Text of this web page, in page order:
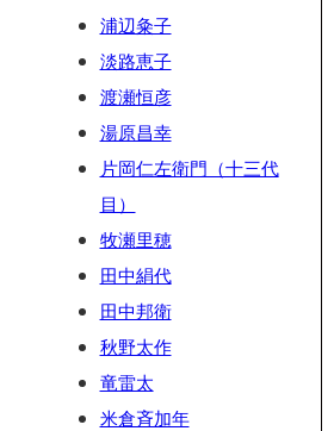
浦辺粂子
淡路恵子
渡瀬恒彦
湯原昌幸
片岡仁左衛門（十三代
目）
牧瀬里穂
田中絹代
田中邦衛
秋野太作
竜雷太
米倉斉加年